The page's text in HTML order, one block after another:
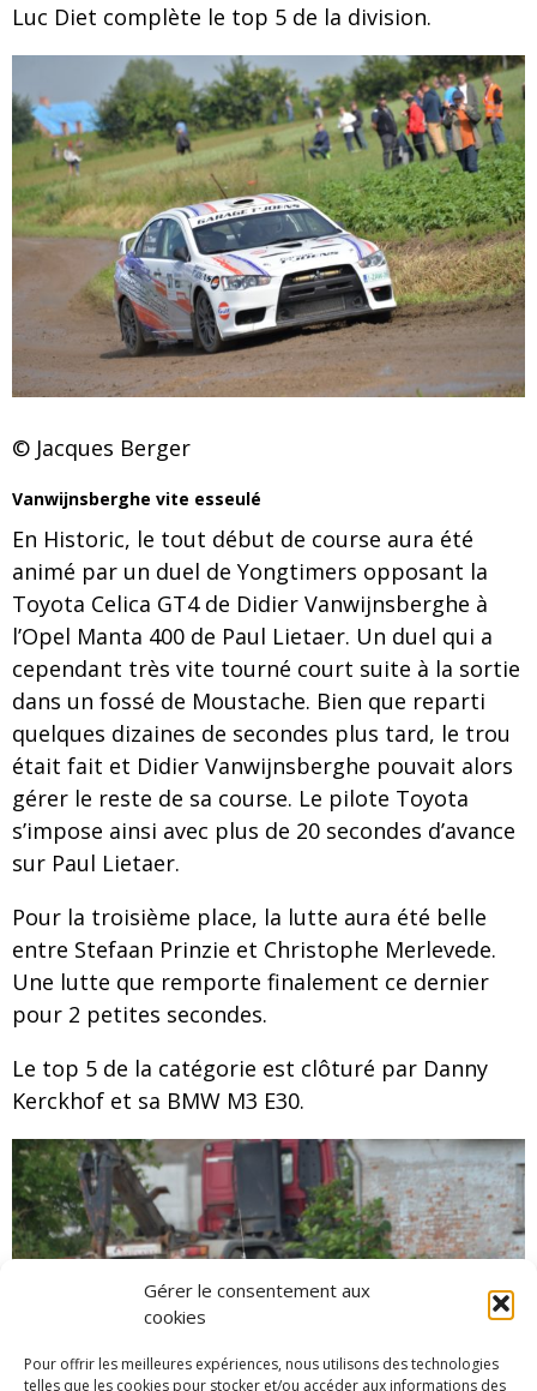
Gérer le consentement aux
cookies
Pour offrir les meilleures expériences, nous utilisons des technologies
telles que les cookies pour stocker et/ou accéder aux informations des
Luc Diet complète le top 5 de la division.
© Jacques Berger
Vanwijnsberghe vite esseulé
En Historic, le tout début de course aura été
animé par un duel de Yongtimers opposant la
Toyota Celica GT4 de Didier Vanwijnsberghe à
l’Opel Manta 400 de Paul Lietaer. Un duel qui a
cependant très vite tourné court suite à la sortie
dans un fossé de Moustache. Bien que reparti
quelques dizaines de secondes plus tard, le trou
était fait et Didier Vanwijnsberghe pouvait alors
gérer le reste de sa course. Le pilote Toyota
s’impose ainsi avec plus de 20 secondes d’avance
sur Paul Lietaer.
Pour la troisième place, la lutte aura été belle
entre Stefaan Prinzie et Christophe Merlevede.
Une lutte que remporte finalement ce dernier
pour 2 petites secondes.
Le top 5 de la catégorie est clôturé par Danny
Kerckhof et sa BMW M3 E30.